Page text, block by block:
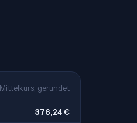
Mittelkurs, gerundet
376,24 €